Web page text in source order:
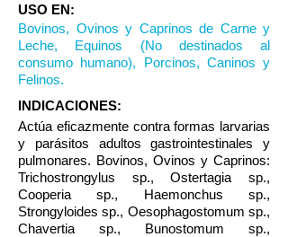
USO EN:
Bovinos, Ovinos y Caprinos de Carne y
Leche, Equinos (No destinados al
consumo humano), Porcinos, Caninos y
Felinos.
INDICACIONES:
Actúa eficazmente contra formas larvarias
y parásitos adultos gastrointestinales y
pulmonares. Bovinos, Ovinos y Caprinos:
Trichostrongylus sp., Ostertagia sp.,
Cooperia sp., Haemonchus sp.,
Strongyloides sp., Oesophagostomum sp.,
Chavertia sp., Bunostomum sp.,